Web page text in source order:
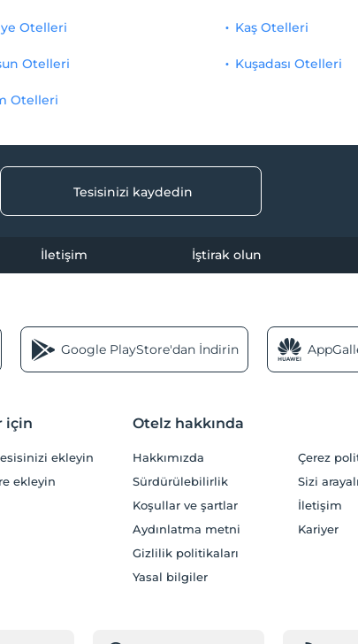
Otelleri
Otelleri
Otelleri
Kaş Otelleri
Kuşadası Otelleri
Tesisinizi kaydedin
İletişim İştirak olun
Google PlayStore'dan İndirin
için
ekleyin
ekleyin
Otelz hakkında
Hakkımızda
Sürdürülebilirlik
Koşullar ve şartlar
Aydınlatma metni
Gizlilik politikaları
Yasal bilgiler
Çerez
Sizi
İletişim
Kariyer